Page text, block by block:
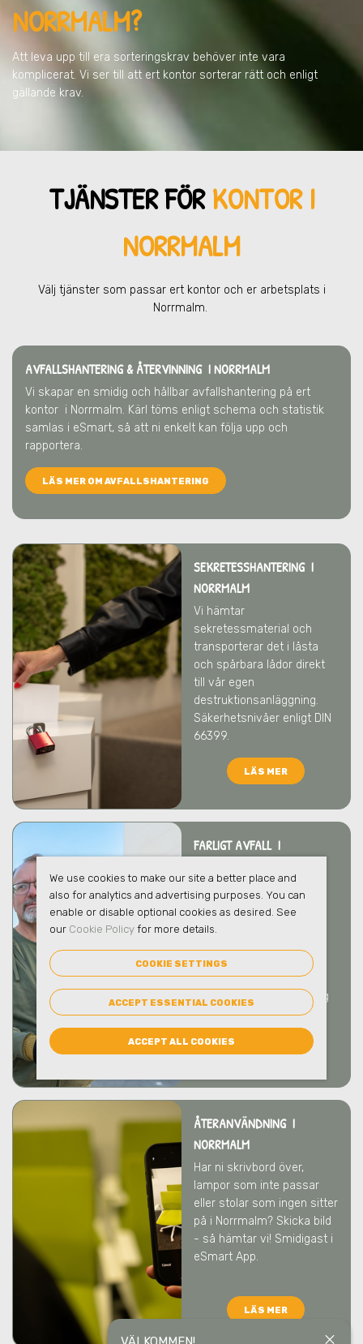
close
NORRMALM?
Att leva upp till era sorteringskrav behöver inte vara
komplicerat. Vi ser till att ert kontor sorterar rätt och enligt
gällande krav.
TJÄNSTER FÖRKONTOR I
NORRMALM
Välj tjänster som passar ert kontor och er arbetsplats i
Norrmalm.
AVFALLSHANTERING & ÅTERVINNING I NORRMALM
Vi skapar en smidig och hållbar avfallshantering på ert
kontor i Norrmalm. Kärl töms enligt schema och statistik
samlas i eSmart, så att ni enkelt kan följa upp och
rapportera.
LÄS MER OM AVFALLSHANTERING
SEKRETESSHANTERING I
NORRMALM
Vi hämtar
sekretessmaterial och
transporterar det i låsta
och spårbara lådor direkt
till vår egen
destruktionsanläggning.
Säkerhetsnivåer enligt DIN
66399.
LÄS MER
FARLIGT AVFALL I
Vi tar hand om ert farliga
avfall på ett säkert och
ansvarsfullt sätt som
och miljö
. Vi
bistår gärna med
rådgivning kring hantering
och emballage.
ÅTERANVÄNDNING I
NORRMALM
Har ni skrivbord över,
lampor som inte passar
eller stolar som ingen sitter
på i Norrmalm? Skicka bild
- så hämtar vi! Smidigast i
eSmart App.
LÄS MER
We use cookies to make our site a better place and
also for analytics and advertising purposes. You can
enable or disable optional cookies as desired. See
our Cookie Policyfor more details.
COOKIE SETTINGS
ACCEPT ESSENTIAL COOKIES
ACCEPT ALL COOKIES